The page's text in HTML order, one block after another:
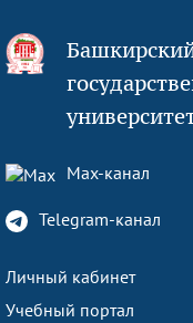
Max-канал
Telegram-канал
Личный кабинет
Учебный портал